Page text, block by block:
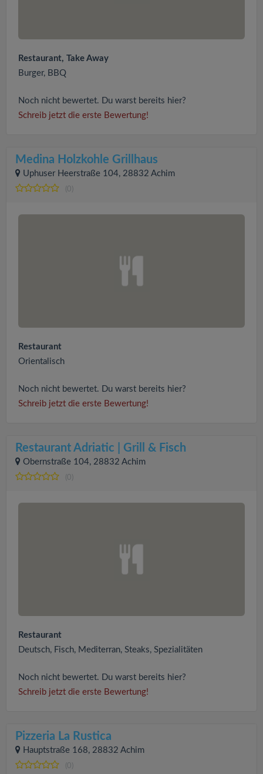
Restaurant, Take Away
Burger, BBQ
Noch nicht bewertet. Du warst bereits hier?
Schreib jetzt die erste Bewertung!
Medina Holzkohle Grillhaus
Uphuser Heerstraße 104, 28832 Achim
(0)
Restaurant
Orientalisch
Noch nicht bewertet. Du warst bereits hier?
Schreib jetzt die erste Bewertung!
Restaurant Adriatic | Grill & Fisch
Obernstraße 104, 28832 Achim
(0)
Restaurant
Deutsch, Fisch, Mediterran, Steaks, Spezialitäten
Noch nicht bewertet. Du warst bereits hier?
Schreib jetzt die erste Bewertung!
Pizzeria La Rustica
Hauptstraße 168, 28832 Achim
(0)